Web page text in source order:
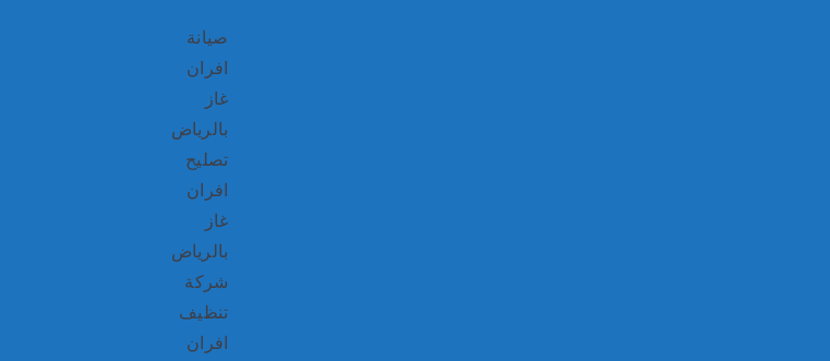
صيانة
افران
غاز
بالرياض
تصليح
افران
غاز
بالرياض
شركة
تنظيف
افران